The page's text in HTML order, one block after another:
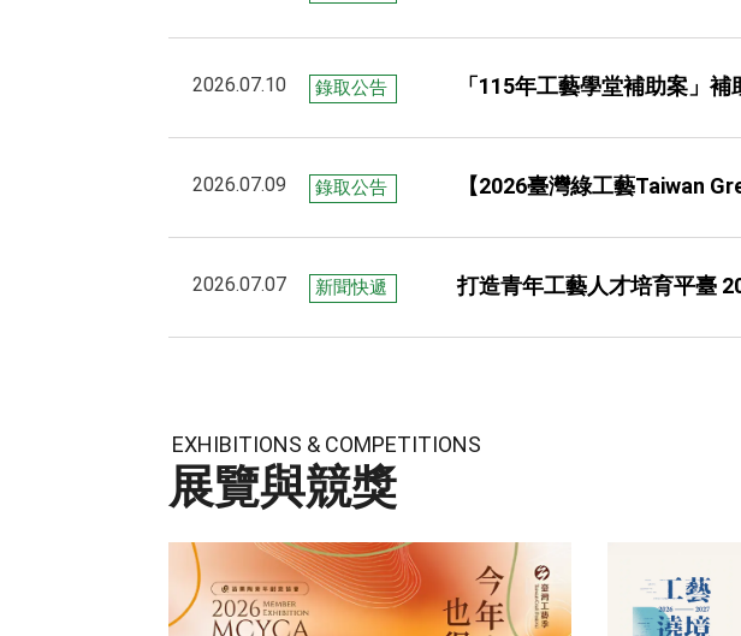
2026.07.10 錄取公告 「115年工藝學堂補助案」
2026.07.09 錄取公告 【2026臺灣綠工藝Taiwan
2026.07.07 新聞快遞 打造青年工藝人才培育平臺
EXHIBITIONS & COMPETITIONS
展覽與競獎